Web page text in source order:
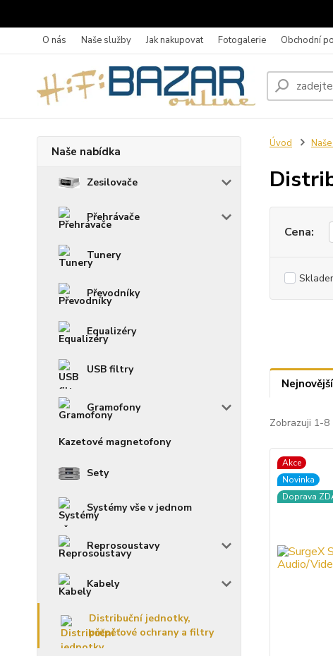
O nás Naše služby Jak nakupovat Fotogalerie Obchodní
Naše nabídka
Zesilovače
Přehrávače
Tunery
Převodníky
Equalizéry
USB filtry
Gramofony
Kazetové magnetofony
Sety
Systémy vše v jednom
Reprosoustavy
Kabely
Distribuční jednotky,
přepěťové ochrany a filtry
Úvod
Cena:
Nejnovější
Zobrazuji 1-8
Akce
Novinka
Doprava